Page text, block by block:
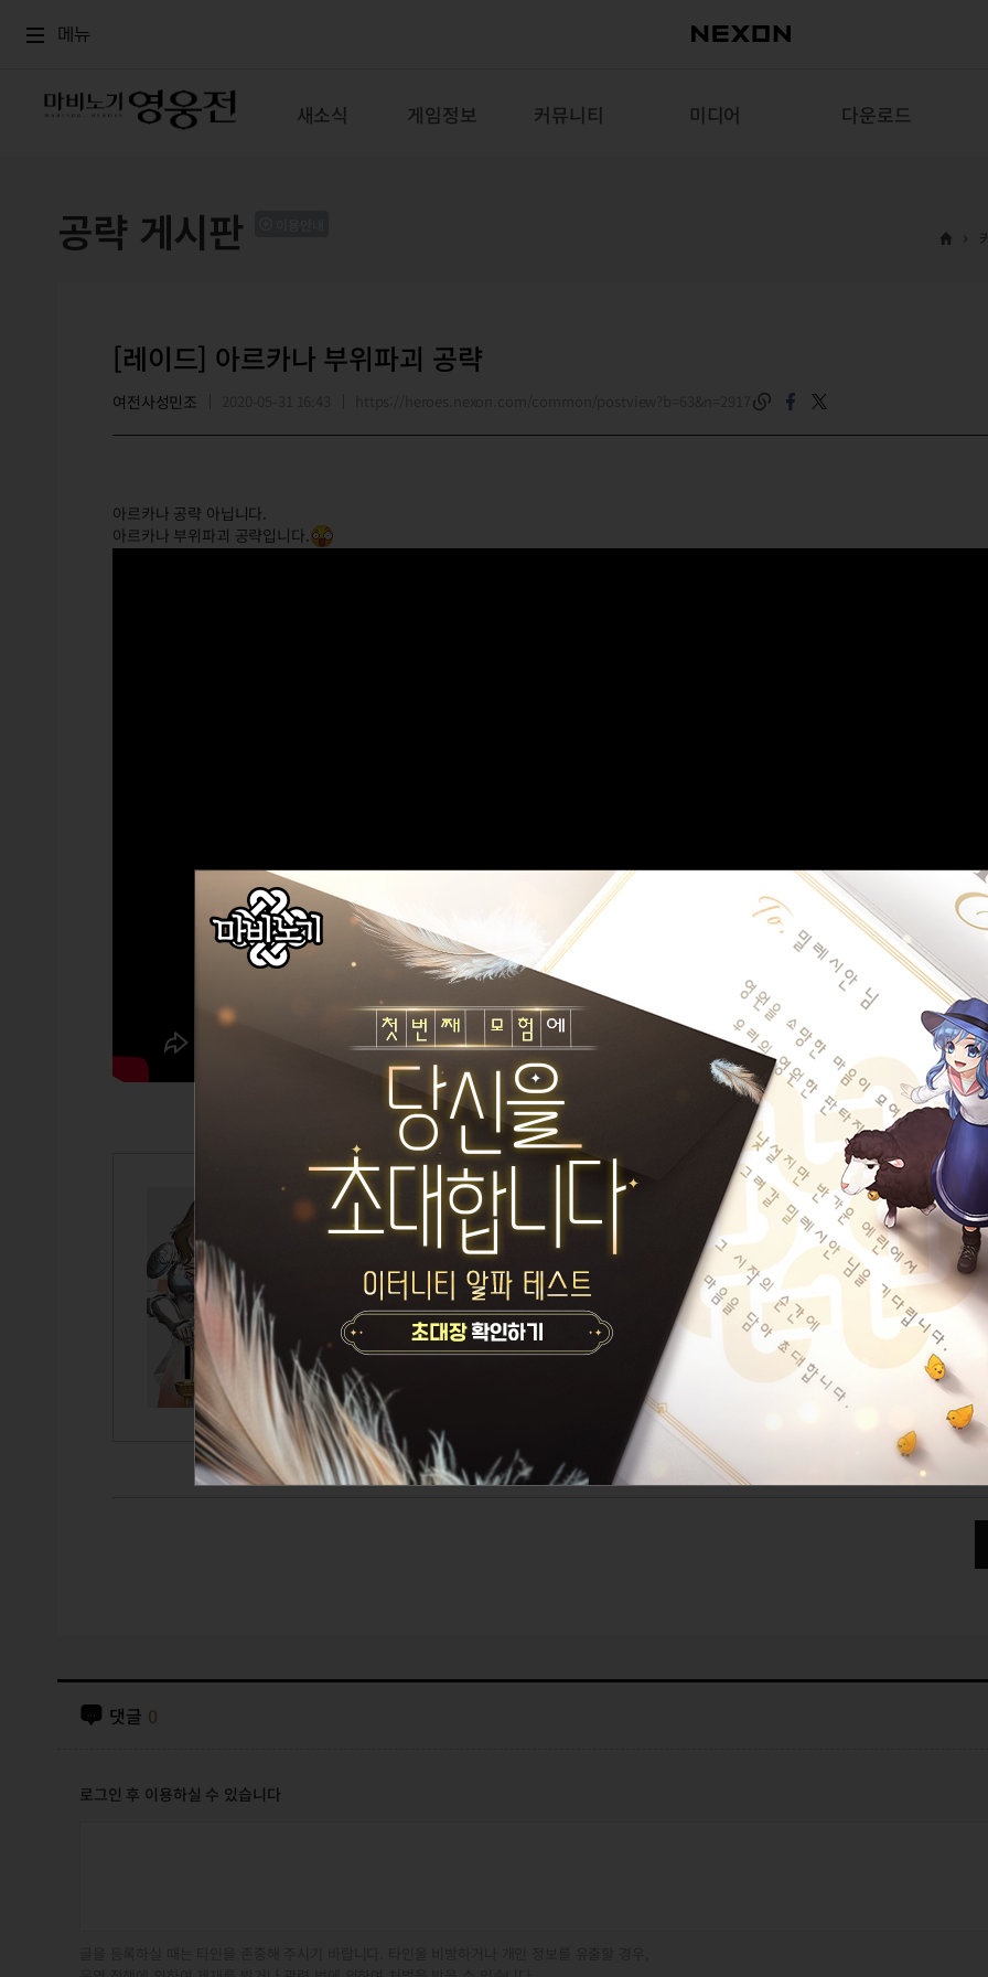
메뉴
새소식 게임정보 커뮤니티 미디어 다운로드
공략 게시판
[레이드] 아르카나 부위파괴 공략
여전사성민조
아르카나 공략 아닙니다.
아르카나 부위파괴 공략입니다.
성민조
Lv.120 피오나
뭐 해야됨? (진짜 모름)
TITLE
못난이
GUILD
성민조길드
게
댓글 0
로그인 후 이용하실 수 있습니다